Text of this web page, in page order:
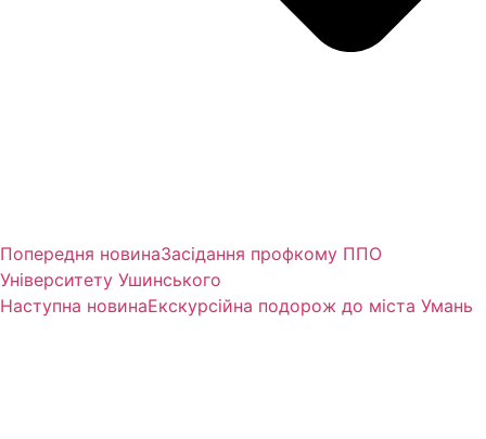
Попередня новинаЗасідання профкому ППО
Університету Ушинського
Наступна новинаЕкскурсійна подорож до міста Умань